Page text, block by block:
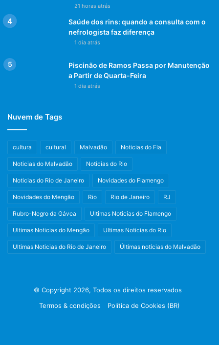
21 horas atrás
Saúde dos rins: quando a consulta com o
nefrologista faz diferença
1 dia atrás
Piscinão de Ramos Passa por Manutenção
a Partir de Quarta-Feira
1 dia atrás
Nuvem de Tags
cultura cultural Malvadão Noticias do Fla
Noticias do Malvadão Noticias do Rio
Noticias do Rio de Janeiro Novidades do Flamengo
Novidades do Mengão Rio Rio de Janeiro RJ
Rubro-Negro da Gávea Ultimas Noticias do Flamengo
Ultimas Noticias do Mengão Ultimas Noticias do Rio
Ultimas Noticias do Rio de Janeiro Últimas notícias do Malvadão
© Copyright 2026, Todos os direitos reservados
Termos & condições
Política de Cookies (BR)